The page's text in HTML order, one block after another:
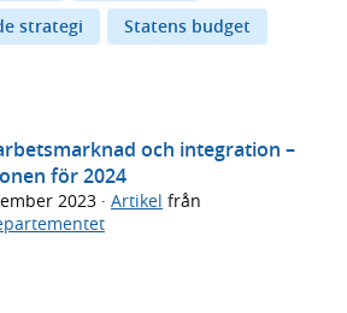
strategi
Statens budget
och integration –
för 2024
2023 · Artikel från